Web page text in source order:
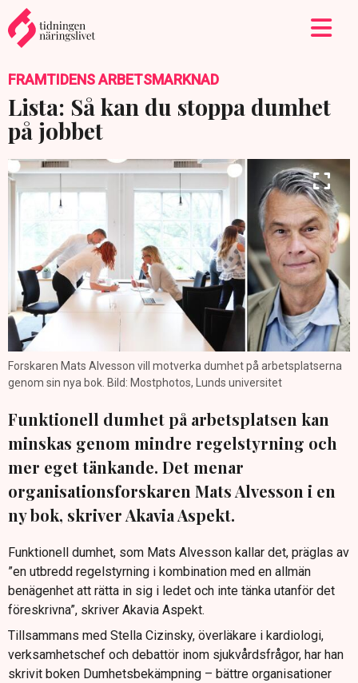
FRAMTIDENS ARBETSMARKNAD
Lista: Så kan du stoppa dumhet
på jobbet
Forskaren Mats Alvesson vill motverka dumhet på arbetsplatserna
genom sin nya bok. Bild: Mostphotos, Lunds universitet
Funktionell dumhet på arbetsplatsen kan
minskas genom mindre regelstyrning och
mer eget tänkande. Det menar
organisationsforskaren Mats Alvesson i en
ny bok, skriver Akavia Aspekt.
Funktionell dumhet, som Mats Alvesson kallar det, präglas av
”en utbredd regelstyrning i kombination med en allmän
benägenhet att rätta in sig i ledet och inte tänka utanför det
föreskrivna”, skriver Akavia Aspekt.
Tillsammans med Stella Cizinsky, överläkare i kardiologi,
verksamhetschef och debattör inom sjukvårdsfrågor, har han
skrivit boken Dumhetsbekämpning – bättre organisationer